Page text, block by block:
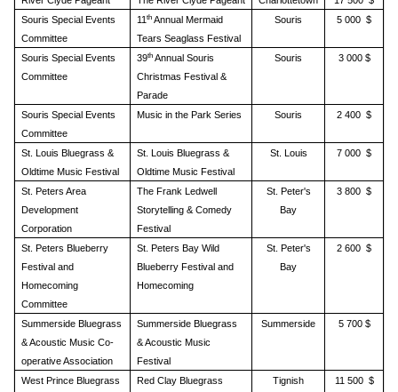
Souris Special Events
Committee
11 th Annual Mermaid
Tears Seaglass Festival
Souris 5 000 $
Souris Special Events
Committee
39th Annual Souris
Christmas Festival &
Parade
Souris 3 000 $
Souris Special Events
Committee
Music in the Park Series Souris 2 400 $
St. Louis Bluegrass &
Oldtime Music Festival
St. Louis Bluegrass &
Oldtime Music Festival
St. Louis 7 000 $
St. Peters Area
Development
Corporation
The Frank Ledwell
Storytelling & Comedy
Festival
St. Peter's
Bay
3 800 $
St. Peters Blueberry
Festival and
Homecoming
Committee
St. Peters Bay Wild
Blueberry Festival and
Homecoming
St. Peter's
Bay
2 600 $
Summerside Bluegrass
& Acoustic Music Co-
operative Association
Summerside Bluegrass
& Acoustic Music
Festival
Summerside 5 700 $
West Prince Bluegrass
Red Clay Bluegrass
Tignish 11 500 $